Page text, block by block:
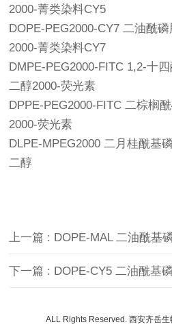
2000-菁类染料CY5
DOPE-PEG2000-CY7 二油酰
2000-菁类染料CY7
DMPE-PEG2000-FITC 1,2-十
二醇2000-荧光素
DPPE-PEG2000-FITC 二棕榈
2000-荧光素
DLPE-MPEG2000 二月桂酰基
二醇
上一篇 : DOPE-MAL 二油酰基
下一篇 : DOPE-CY5 二油酰基
ALL Rights Reserved. 西安齐岳